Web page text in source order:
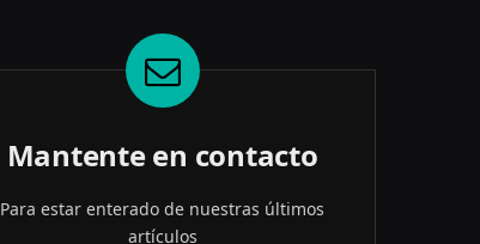
Mantente en contacto
Para estar enterado de nuestras últimos
artículos